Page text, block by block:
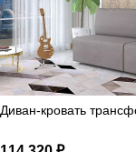
Диван-кровать